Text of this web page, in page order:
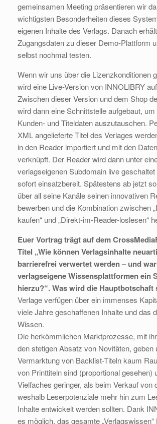
gemeinsamen Meeting präsentieren wir
wichtigsten Besonderheiten dieses
eigenen Inhalte des Verlags. Danach
Zugangsdaten zu dieser Demo-Plattform
selbst nochmal testen.
Wenn wir uns über die Lizenzkonditionen
wird eine Live-Version von INNOLIBRY
Zwischen dieser Version und dem Shop
wird dann eine Schnittstelle aufgebaut,
Kunden- und Titeldaten auszutauschen.
XML angelieferte Titel des Verlages
in den Reader importiert und mit den
verknüpft. Der Reader wird dann unter
verlagseigenen Subdomain live
sofort einsatzbereit. Spätestens ab jetzt
über all seine Kanäle seinen innovativen
bewerben und die Kombination zwischen
kaufen“ und „Direkt-im-Reader-loslesen“
Euer Vortrag trägt auf dem
Titel „Wie können Verlagsinhalte
barrierefrei verwertet werden – und
verlagseigene Wissensplattformen ein
hierzu?“. Was wird die Hauptbotschaft
Verlage verfügen über ein immenses
viele Jahre geschaffenen Inhalte und das
Wissen.
Die herkömmlichen Marktprozesse, mit
den stetigen Absatz von Novitäten, geben
Vermarktung von Backlist-Titeln kaum
von Printtiteln sind (proportional gesehen)
Vielfaches geringer, als beim Verkauf von
weshalb Leserpotenziale mehr hin zum
Inhalte entwickelt werden sollten. Dank
es möglich, das gesamte „Verlagswissen“